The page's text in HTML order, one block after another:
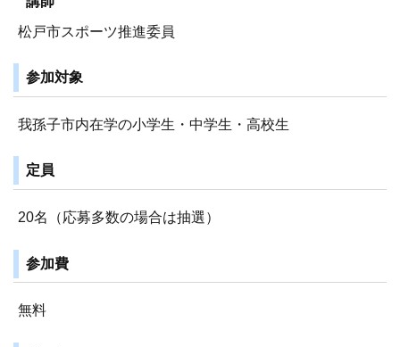
松戸市スポーツ推進委員
参加対象
我孫子市内在学の小学生・中学生・高校生
定員
20名（応募多数の場合は抽選）
参加費
無料